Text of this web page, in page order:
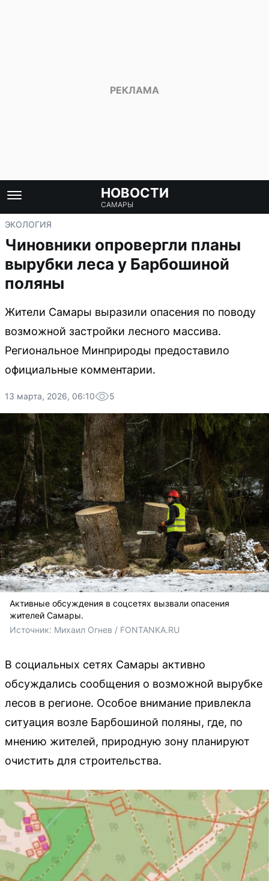
НОВОСТИ
САМАРЫ
ЭКОЛОГИЯ
Чиновники опровергли планы
вырубки леса у Барбошиной
поляны
Жители Самары выразили опасения по поводу
возможной застройки лесного массива.
Региональное Минприроды предоставило
официальные комментарии.
13 марта, 2026, 06:10 5
Активные обсуждения в соцсетях вызвали опасения
жителей Самары.
Источник: Михаил Огнев / FONTANKA.RU
В социальных сетях Самары активно
обсуждались сообщения о возможной вырубке
лесов в регионе. Особое внимание привлекла
ситуация возле Барбошиной поляны, где, по
мнению жителей, природную зону планируют
очистить для строительства.